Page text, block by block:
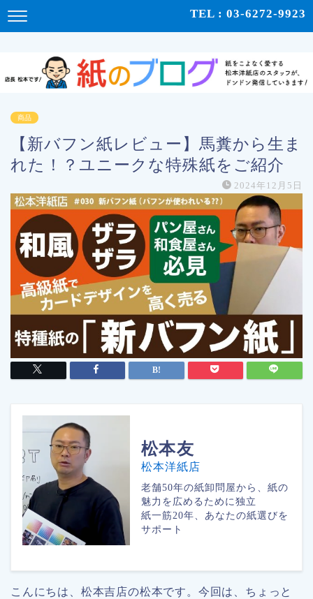
TEL : 03-6272-9923
商品
【新バフン紙レビュー】馬糞から生ま
れた！？ユニークな特殊紙をご紹介
2024年12月5日
松本友
松本洋紙店
老舗50年の紙卸問屋から、紙の
魅力を広めるために独立
紙一筋20年、あなたの紙選びを
サポート
こんにちは、松本吉店の松本です。今回は、ちょっと